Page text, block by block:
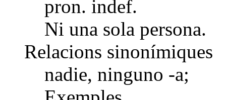
pron. indef.
Ni una sola persona.
Relacions sinonímiques
nadie, ninguno -a;